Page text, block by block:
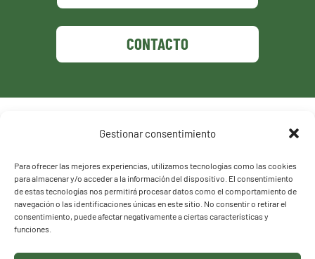
Gestionar consentimiento
Para ofrecer las mejores experiencias, utilizamos tecnologías como las cookies
para almacenar y/o acceder a la información del dispositivo. El consentimiento
de estas tecnologías nos permitirá procesar datos como el comportamiento de
navegación o las identificaciones únicas en este sitio. No consentir o retirar el
consentimiento, puede afectar negativamente a ciertas características y
funciones.
CONTACTO
Política de privacidad